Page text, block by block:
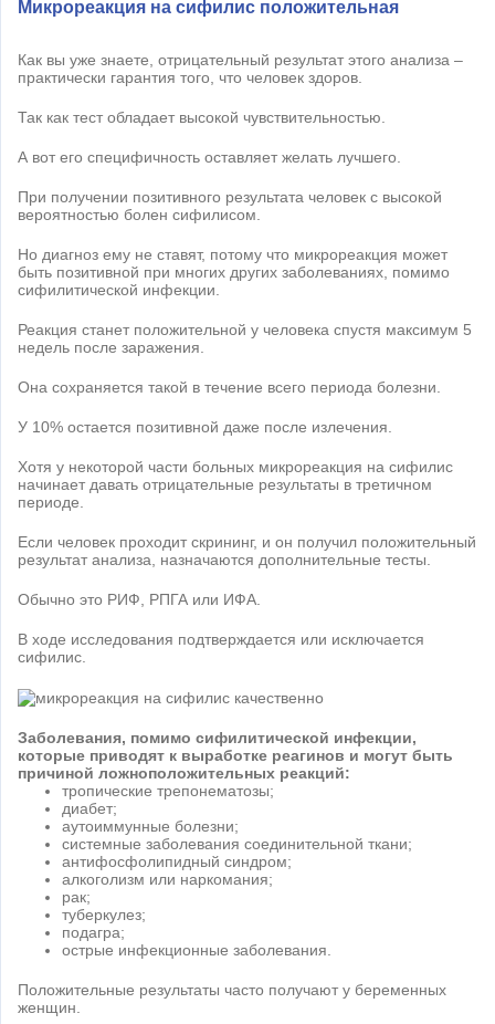
Микрореакция на сифилис положительная
Как вы уже знаете, отрицательный результат этого анализа –
практически гарантия того, что человек здоров.
Так как тест обладает высокой чувствительностью.
А вот его специфичность оставляет желать лучшего.
При получении позитивного результата человек с высокой
вероятностью болен сифилисом.
Но диагноз ему не ставят, потому что микрореакция может
быть позитивной при многих других заболеваниях, помимо
сифилитической инфекции.
Реакция станет положительной у человека спустя максимум 5
недель после заражения.
Она сохраняется такой в течение всего периода болезни.
У 10% остается позитивной даже после излечения.
Хотя у некоторой части больных микрореакция на сифилис
начинает давать отрицательные результаты в третичном
периоде.
Если человек проходит скрининг, и он получил положительный
результат анализа, назначаются дополнительные тесты.
Обычно это РИФ, РПГА или ИФА.
В ходе исследования подтверждается или исключается
сифилис.
Заболевания, помимо сифилитической инфекции,
которые приводят к выработке реагинов и могут быть
причиной ложноположительных реакций:
тропические трепонематозы;
диабет;
аутоиммунные болезни;
системные заболевания соединительной ткани;
антифосфолипидный синдром;
алкоголизм или наркомания;
рак;
туберкулез;
подагра;
острые инфекционные заболевания.
Положительные результаты часто получают у беременных
женщин.